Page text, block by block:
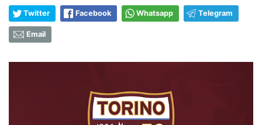
Twitter Facebook Whatsapp Telegram
Email